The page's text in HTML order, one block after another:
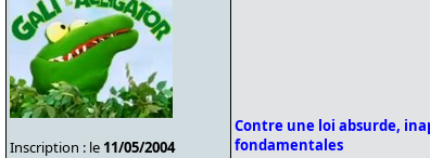
Inscription : le 11/05/2004
Contre une loi absurde,
fondamentales